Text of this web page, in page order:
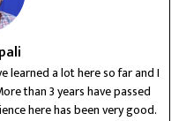
learned a lot here so far and I
than 3 years have passed
here has been very good.